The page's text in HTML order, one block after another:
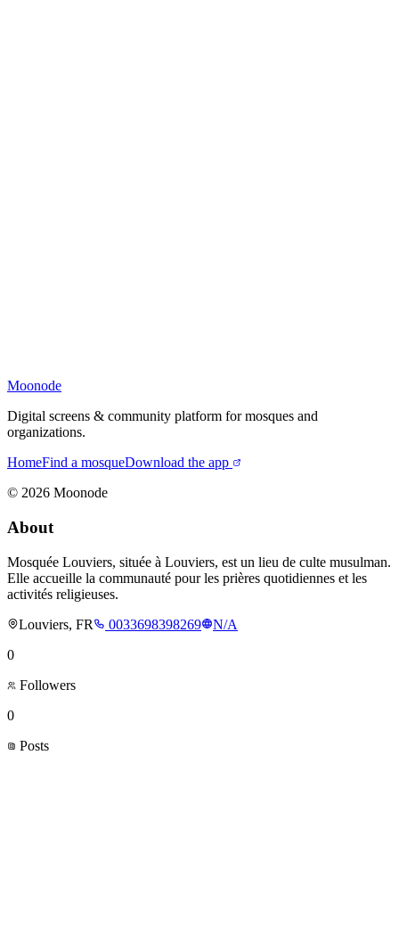
Moonode
Digital screens & community platform for mosques and
organizations.
HomeFind a mosqueDownload the app
© 2026 Moonode
About
Mosquée Louviers, située à Louviers, est un lieu de culte musulman.
Elle accueille la communauté pour les prières quotidiennes et les
activités religieuses.
Louviers, FR
0033698398269
N/A
0
Followers
0
Posts